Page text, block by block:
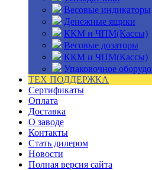
Весовые индикаторы
Денежные ящики
ККМ и ЧПМ(Кассы)
Весовые дозаторы
ККМ и ЧПМ(Кассы)
Упаковочное
ТЕХ ПОДДЕРЖКА
Сертификаты
Оплата
Доставка
О заводе
Контакты
Стать дилером
Новости
Полная версия сайта